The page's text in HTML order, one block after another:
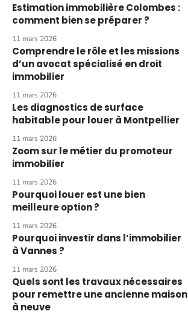
Estimation immobilière Colombes :
comment bien se préparer ?
11 mars 2026
Comprendre le rôle et les missions
d’un avocat spécialisé en droit
immobilier
11 mars 2026
Les diagnostics de surface
habitable pour louer à Montpellier
11 mars 2026
Zoom sur le métier du promoteur
immobilier
11 mars 2026
Pourquoi louer est une bien
meilleure option ?
11 mars 2026
Pourquoi investir dans l’immobilier
à Vannes ?
11 mars 2026
Quels sont les travaux nécessaires
pour remettre une ancienne maison
à neuve